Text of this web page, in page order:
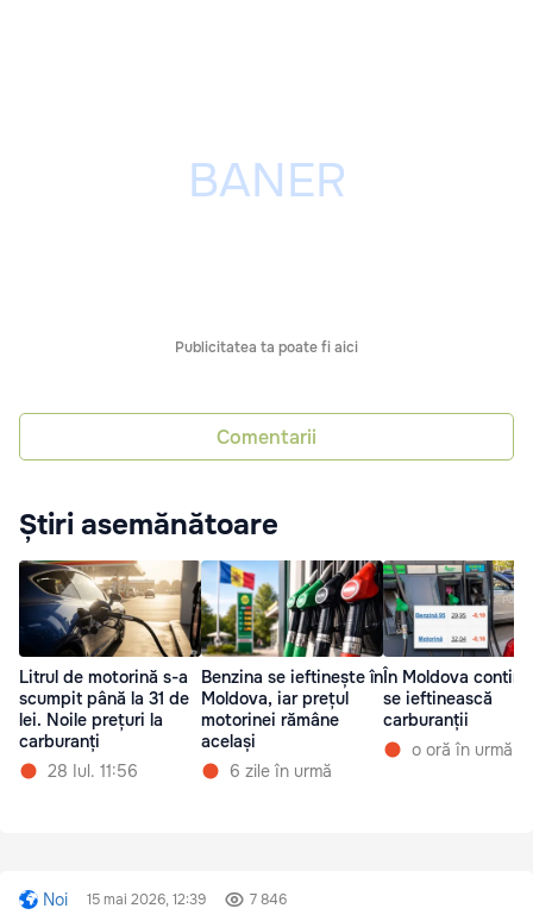
Publicitatea ta poate fi aici
Comentarii
Știri asemănătoare
Litrul de motorină s-a
scumpit până la 31 de
lei. Noile prețuri la
carburanți
28 Iul. 11:56
Benzina se ieftinește în
Moldova, iar prețul
motorinei rămâne
același
6 zile în urmă
În Moldova
se ieftinească
carburanții
o oră în urmă
Noi 15 mai 2026, 12:39 7 846